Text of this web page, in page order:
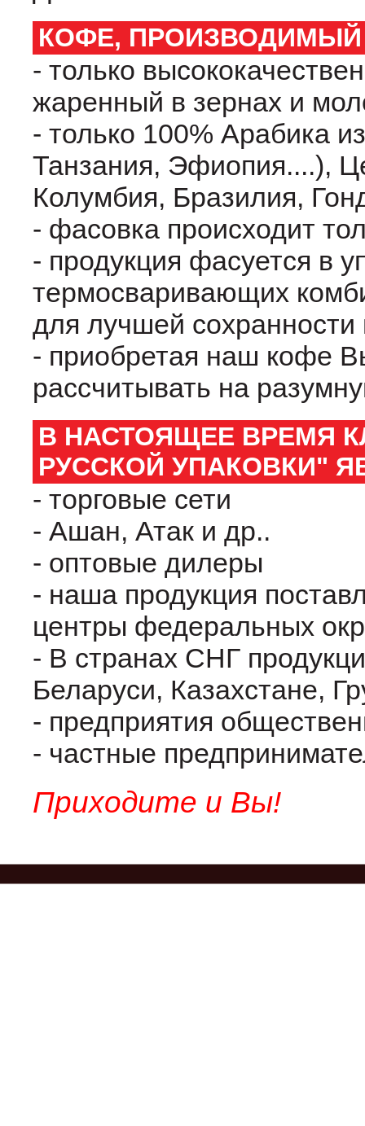
КОФЕ,
- только
жаренный в зернах и
- только 100% Арабика
Танзания, Эфиопия....),
Колумбия, Бразилия,
- фасовка происходит
- продукция фасуется в
термосваривающих
для лучшей сохранности
- приобретая наш кофе
рассчитывать на
В НАСТОЯЩЕЕ ВРЕМЯ
РУССКОЙ УПАКОВКИ"
- торговые сети
- Ашан, Атак и др..
- оптовые дилеры
- наша продукция
центры федеральных
- В странах СНГ
Беларуси, Казахстане,
- предприятия
- частные
Приходите и Вы!